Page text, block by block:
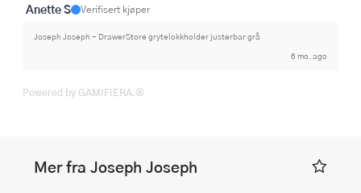
Anette S Verifisert kjøper
Joseph Joseph - DrawerStore grytelokkholder justerbar grå
6 mo. ago
Powered by GAMIFIERA.®
Mer fra Joseph Joseph